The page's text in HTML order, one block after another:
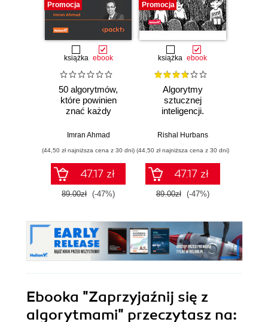
Promocja
książka ebook
50 algorytmów,
które powinien
znać każdy
Klasyczne i
algorytmy z
dziedzin uczenia
maszynowego,
projektowania
oprogramowania,
Wydanie II
Imran Ahmad
(44,50 zł najniższa cena z 30 dni)
47.17 zł
89.00zł (-47%)
Promocja
książka ebook
Algorytmy
sztucznej
inteligencji.
przewodnik
Rishal Hurbans
(44,50 zł najniższa cena z 30 dni)
47.17 zł
89.00zł (-47%)
Ebooka "Zaprzyjaźnij się z
algorytmami" przeczytasz na: